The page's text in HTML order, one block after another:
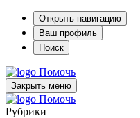
Открыть навигацию
Ваш профиль
Поиск
Помочь
Закрыть меню
Помочь
Рубрики